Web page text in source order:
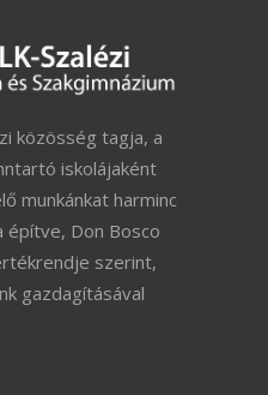
közösség tagja, a
iskolájaként
munkánkat harminc
építve, Don Bosco
szerint,
gazdagításával